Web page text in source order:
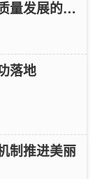
量发展的指
落地
制推进美丽